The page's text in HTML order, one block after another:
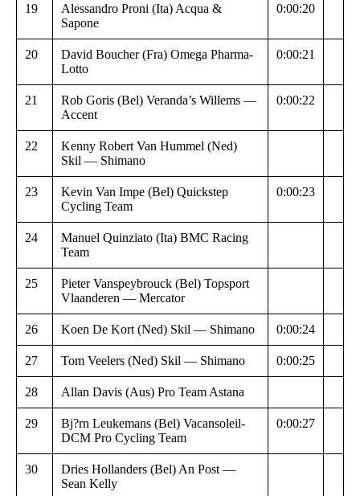
19
Alessandro Proni (Ita) Acqua &
Sapone
0:00:20
20
David Boucher (Fra) Omega Pharma-
Lotto
0:00:21
21
Rob Goris (Bel) Veranda’s Willems —
Accent
0:00:22
22
Kenny Robert Van Hummel (Ned)
Skil — Shimano
23
Kevin Van Impe (Bel) Quickstep
Cycling Team
0:00:23
24
Manuel Quinziato (Ita) BMC Racing
Team
25
Pieter Vanspeybrouck (Bel) Topsport
Vlaanderen — Mercator
26 Koen De Kort (Ned) Skil — Shimano 0:00:24
27 Tom Veelers (Ned) Skil — Shimano 0:00:25
28 Allan Davis (Aus) Pro Team Astana
29
Bj?rn Leukemans (Bel) Vacansoleil-
DCM Pro Cycling Team
0:00:27
30
Dries Hollanders (Bel) An Post —
Sean Kelly